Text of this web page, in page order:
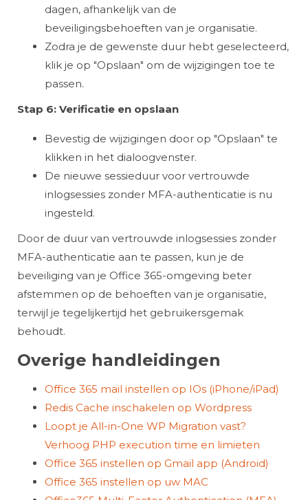
dagen, afhankelijk van de
beveiligingsbehoeften van je organisatie.
Zodra je de gewenste duur hebt geselecteerd,
klik je op "Opslaan" om de wijzigingen toe te
passen.
Stap 6: Verificatie en opslaan
Bevestig de wijzigingen door op "Opslaan" te
klikken in het dialoogvenster.
De nieuwe sessieduur voor vertrouwde
inlogsessies zonder MFA-authenticatie is nu
ingesteld.
Door de duur van vertrouwde inlogsessies zonder
MFA-authenticatie aan te passen, kun je de
beveiliging van je Office 365-omgeving beter
afstemmen op de behoeften van je organisatie,
terwijl je tegelijkertijd het gebruikersgemak
behoudt.
Overige handleidingen
Office 365 mail instellen op IOs (iPhone/iPad)
Redis Cache inschakelen op Wordpress
Loopt je All-in-One WP Migration vast?
Verhoog PHP execution time en limieten
Office 365 instellen op Gmail app (Android)
Office 365 instellen op uw MAC